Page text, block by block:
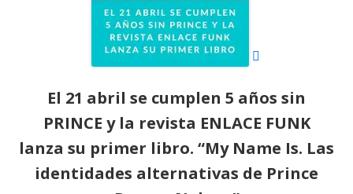
El 21 abril se cumplen 5 años sin
PRINCE y la revista ENLACE FUNK
lanza su primer libro. “My Name Is. Las
identidades alternativas de Prince